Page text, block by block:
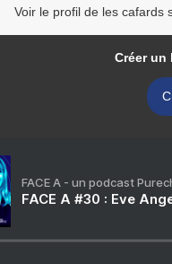
Voir le profil de les cafards
Créer un
FACE A - un podcast
FACE A #30 : Eve